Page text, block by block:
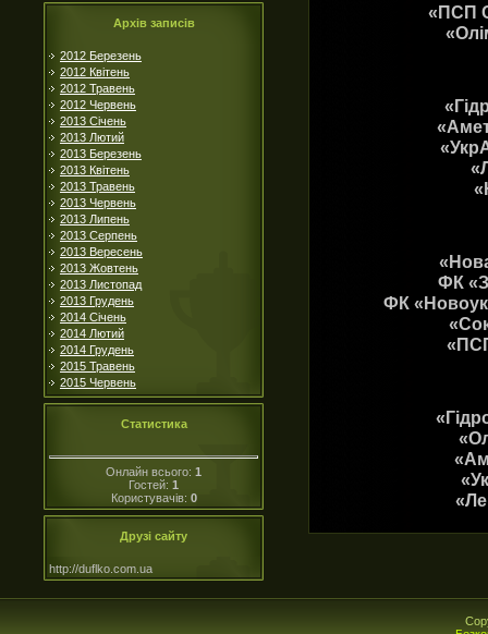
Архів записів
2012 Березень
2012 Квітень
2012 Травень
2012 Червень
2013 Січень
2013 Лютий
2013 Березень
2013 Квітень
2013 Травень
2013 Червень
2013 Липень
2013 Серпень
2013 Вересень
2013 Жовтень
2013 Листопад
2013 Грудень
2014 Січень
2014 Лютий
2014 Грудень
2015 Травень
2015 Червень
Статистика
Онлайн всього: 1
Гостей: 1
Користувачів: 0
Друзі сайту
http://duflko.com.ua
«ПСП
ФК
ФК